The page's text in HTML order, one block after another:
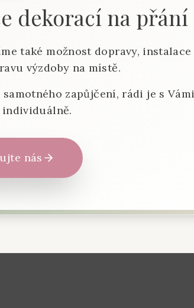
dekorací na přání
také možnost dopravy, instalace
výzdoby na místě.
zapůjčení, rádi je s Vámi
nás